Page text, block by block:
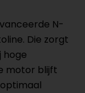
N-
Die zorgt
hoge
motor blijft